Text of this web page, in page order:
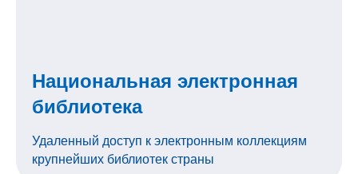
Национальная электронная
библиотека
Удаленный доступ к электронным коллекциям
крупнейших библиотек страны